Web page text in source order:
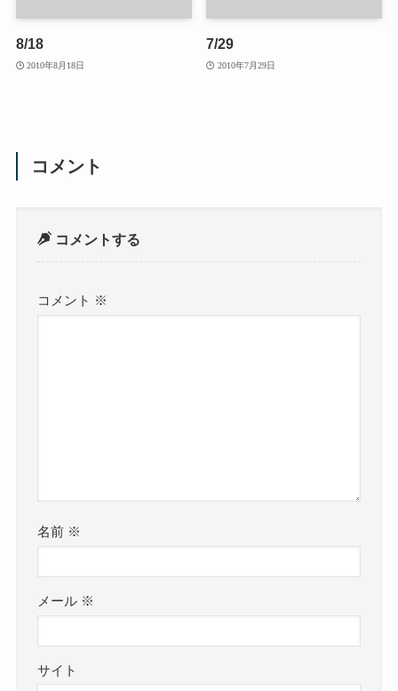
8/18
2010年8月18日
7/29
2010年7月29日
コメント
コメントする
コメント ※
名前 ※
メール ※
サイト